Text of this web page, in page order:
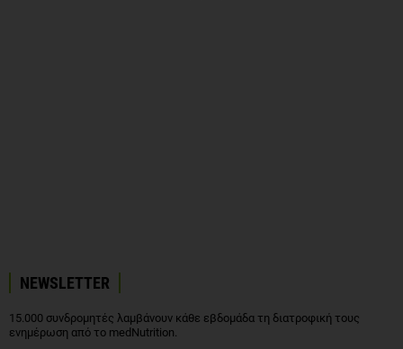
NEWSLETTER
15.000 συνδρομητές λαμβάνουν κάθε εβδομάδα τη διατροφική τους
ενημέρωση από το medNutrition.